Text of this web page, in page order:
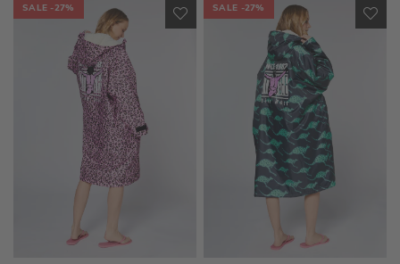
SALE -27%
ZUR
WUNSCHLISTE
HINZUFÜGEN
SALE -27%